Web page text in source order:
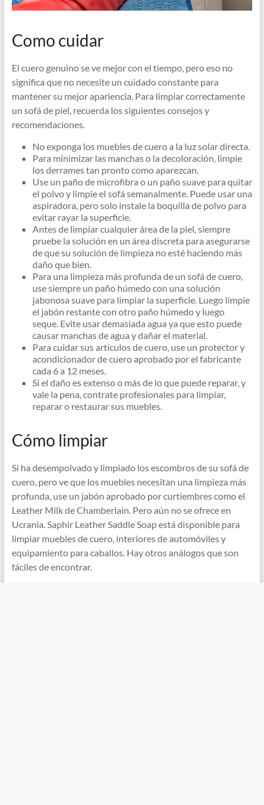
Como cuidar
El cuero genuino se ve mejor con el tiempo, pero eso no
significa que no necesite un cuidado constante para
mantener su mejor apariencia. Para limpiar correctamente
un sofá de piel, recuerda los siguientes consejos y
recomendaciones.
No exponga los muebles de cuero a la luz solar directa.
Para minimizar las manchas o la decoloración, limpie
los derrames tan pronto como aparezcan.
Use un paño de microfibra o un paño suave para quitar
el polvo y limpie el sofá semanalmente. Puede usar una
aspiradora, pero solo instale la boquilla de polvo para
evitar rayar la superficie.
Antes de limpiar cualquier área de la piel, siempre
pruebe la solución en un área discreta para asegurarse
de que su solución de limpieza no esté haciendo más
daño que bien.
Para una limpieza más profunda de un sofá de cuero,
use siempre un paño húmedo con una solución
jabonosa suave para limpiar la superficie. Luego limpie
el jabón restante con otro paño húmedo y luego
seque. Evite usar demasiada agua ya que esto puede
causar manchas de agua y dañar el material.
Para cuidar sus artículos de cuero, use un protector y
acondicionador de cuero aprobado por el fabricante
cada 6 a 12 meses.
Si el daño es extenso o más de lo que puede reparar, y
vale la pena, contrate profesionales para limpiar,
reparar o restaurar sus muebles.
Cómo limpiar
Si ha desempolvado y limpiado los escombros de su sofá de
cuero, pero ve que los muebles necesitan una limpieza más
profunda, use un jabón aprobado por curtiembres como el
Leather Milk de Chamberlain. Pero aún no se ofrece en
Ucrania. Saphir Leather Saddle Soap está disponible para
limpiar muebles de cuero, interiores de automóviles y
equipamiento para caballos. Hay otros análogos que son
fáciles de encontrar.